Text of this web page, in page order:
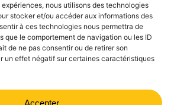
nous utilisons des technologies
stocker et/ou accéder aux informations des
à ces technologies nous permettra de
que le comportement de navigation ou les ID
de ne pas consentir ou de retirer son
un effet négatif sur certaines caractéristiques
Accepter
Mentions légales Plan du site